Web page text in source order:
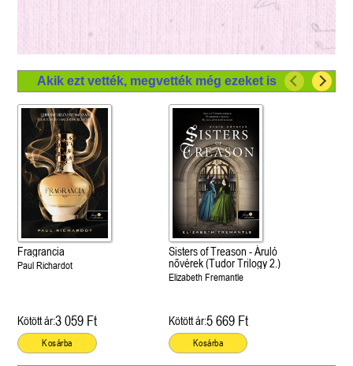
Akik ezt vették, megvették még ezeket is
Fragrancia
Paul Richardot
Kötött ár:3 059 Ft
Kosárba
Sisters of Treason - Áruló
nővérek (Tudor Trilogy 2.)
Elizabeth Fremantle
Kötött ár:5 669 Ft
Kosárba